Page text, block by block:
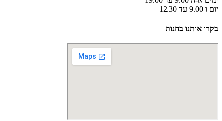
יום ו 9.00 עד 12.30
בקרו אותנו בחנות